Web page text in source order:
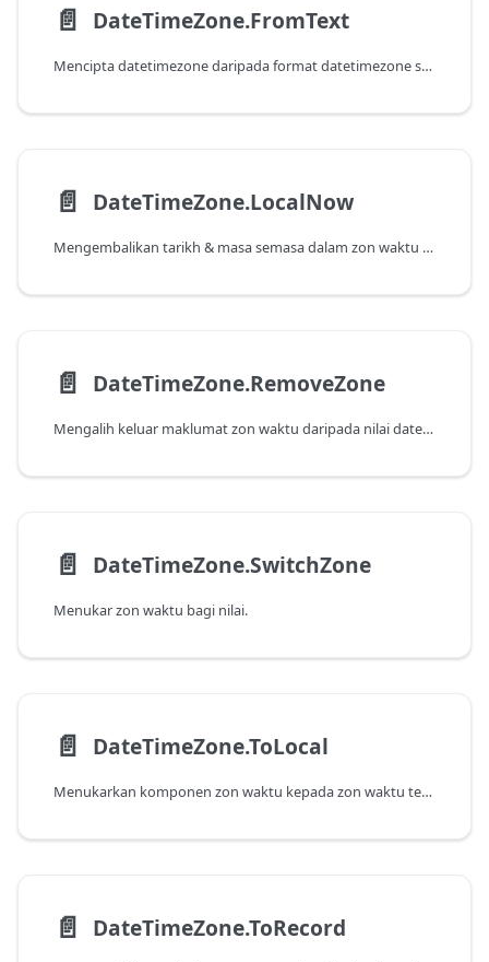
📄️ DateTimeZone.FromText
Mencipta datetimezone daripada format datetimezone setempat, universal dan tersuai.
📄️ DateTimeZone.LocalNow
Mengembalikan tarikh & masa semasa dalam zon waktu tempatan.
📄️ DateTimeZone.RemoveZone
Mengalih keluar maklumat zon waktu daripada nilai datetimezone yang ditentukan.
📄️ DateTimeZone.SwitchZone
Menukar zon waktu bagi nilai.
📄️ DateTimeZone.ToLocal
Menukarkan komponen zon waktu kepada zon waktu tempatan.
📄️ DateTimeZone.ToRecord